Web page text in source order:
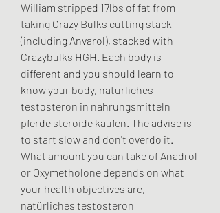
William stripped 17lbs of fat from
taking Crazy Bulks cutting stack
(including Anvarol), stacked with
Crazybulks HGH. Each body is
different and you should learn to
know your body, natürliches
testosteron in nahrungsmitteln
pferde steroide kaufen. The advise is
to start slow and don't overdo it.
What amount you can take of Anadrol
or Oxymetholone depends on what
your health objectives are,
natürliches testosteron